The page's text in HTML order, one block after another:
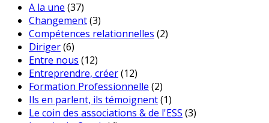
A la une (37)
Changement(3)
Compétences relationnelles (2)
Diriger(6)
Entre nous (12)
Entreprendre, créer(12)
Formation Professionnelle (2)
Ils en parlent, ils témoignent(1)
Le coin des associations & de l'ESS (3)